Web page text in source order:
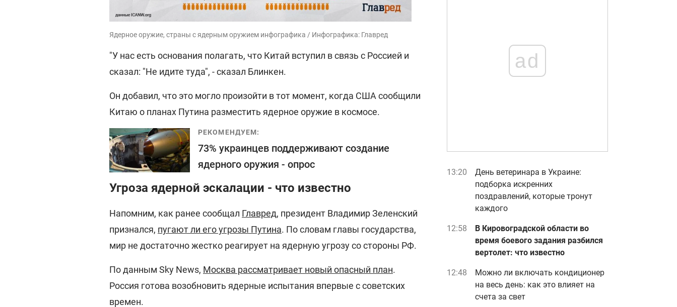
Ядерное оружие, страны с ядерным оружием инфографика / Инфографика: Главред
"У нас есть основания полагать, что Китай вступил в связь с Россией и
сказал: "Не идите туда", - сказал Блинкен.
Он добавил, что это могло произойти в тот момент, когда США сообщили
Китаю о планах Путина разместить ядерное оружие в космосе.
РЕКОМЕНДУЕМ:
73% украинцев поддерживают создание
ядерного оружия - опрос
Угроза ядерной эскалации - что известно
Напомним, как ранее сообщал Главред, президент Владимир Зеленский
признался, пугают ли его угрозы Путина. По словам главы государства,
мир не достаточно жестко реагирует на ядерную угрозу со стороны РФ.
По данным Sky News, Москва рассматривает новый опасный план.
Россия готова возобновить ядерные испытания впервые с советских
времен.
ad
13:20
День ветеринара в Украине:
подборка искренних
поздравлений, которые тронут
каждого
12:58
В Кировоградской области во
время боевого задания разбился
вертолет: что известно
12:48
Можно ли включать кондиционер
на весь день: как это влияет на
счета за свет